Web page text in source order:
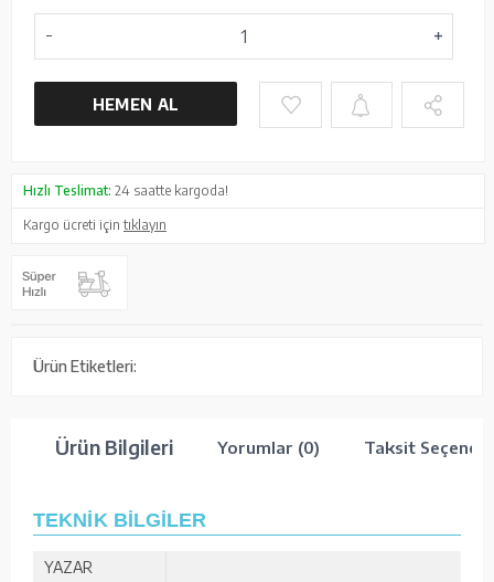
HEMEN AL
Hızlı Teslimat: 24 saatte kargoda!
Kargo ücreti içintıklayın
Ürün Etiketleri:
Ürün Bilgileri Yorumlar (0) Taksit
TEKNİK BİLGİLER
YAZAR